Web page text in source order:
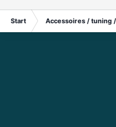
Start Accessoires / tuning